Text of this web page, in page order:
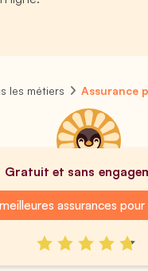
les métiers Assurance
Gratuit et sans
assurances